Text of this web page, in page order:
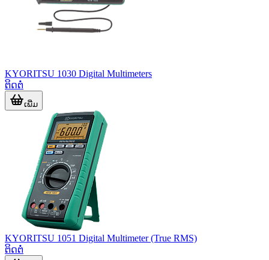
KYORITSU 1030 Digital Multimeters
ຕິດຕໍ່
ເພີ່ມ
KYORITSU 1051 Digital Multimeter (True RMS)
ຕິດຕໍ່